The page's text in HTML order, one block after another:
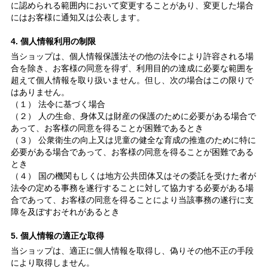
に認められる範囲内において変更することがあり、変更した場合
にはお客様に通知又は公表します。
4. 個人情報利用の制限
当ショップは、個人情報保護法その他の法令により許容される場
合を除き、お客様の同意を得ず、利用目的の達成に必要な範囲を
超えて個人情報を取り扱いません。但し、次の場合はこの限りで
はありません。
（１） 法令に基づく場合
（２） 人の生命、身体又は財産の保護のために必要がある場合で
あって、お客様の同意を得ることが困難であるとき
（３） 公衆衛生の向上又は児童の健全な育成の推進のために特に
必要がある場合であって、お客様の同意を得ることが困難である
とき
（４） 国の機関もしくは地方公共団体又はその委託を受けた者が
法令の定める事務を遂行することに対して協力する必要がある場
合であって、お客様の同意を得ることにより当該事務の遂行に支
障を及ぼすおそれがあるとき
5. 個人情報の適正な取得
当ショップは、適正に個人情報を取得し、偽りその他不正の手段
により取得しません。